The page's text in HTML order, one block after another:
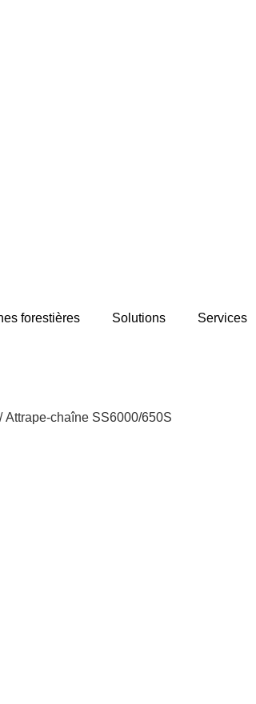
forestières Solutions Services
/ Attrape-chaîne SS6000/650S